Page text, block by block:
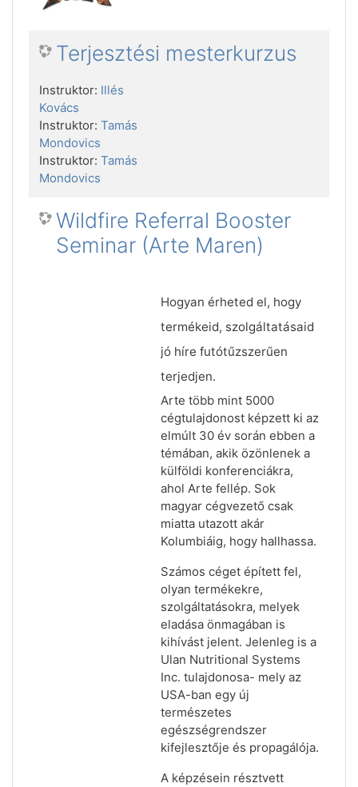
Terjesztési mesterkurzus
Instruktor: Illés
Kovács
Instruktor: Tamás
Mondovics
Instruktor: Tamás
Mondovics
Wildfire Referral Booster
Seminar (Arte Maren)
Hogyan érheted el, hogy
termékeid, szolgáltatásaid
jó híre futótűzszerűen
terjedjen.
Arte több mint 5000
cégtulajdonost képzett ki az
elmúlt 30 év során ebben a
témában, akik özönlenek a
külföldi konferenciákra,
ahol Arte fellép. Sok
magyar cégvezető csak
miatta utazott akár
Kolumbiáig, hogy hallhassa.
Számos céget épített fel,
olyan termékekre,
szolgáltatásokra, melyek
eladása önmagában is
kihívást jelent. Jelenleg is a
Ulan Nutritional Systems
Inc. tulajdonosa- mely az
USA-ban egy új
természetes
egészségrendszer
kifejlesztője és propagálója.
A képzésein résztvett